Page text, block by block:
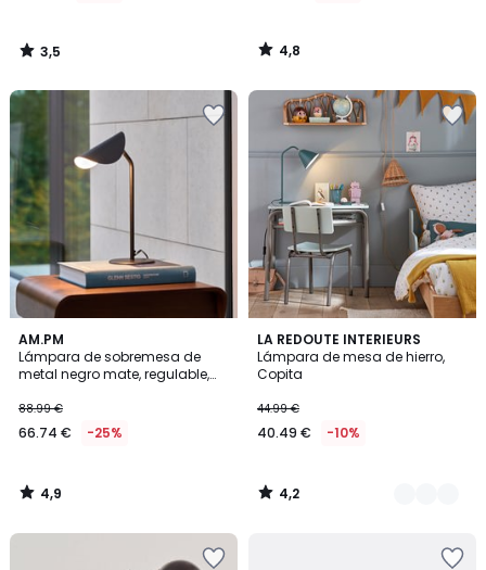
de
149.00
25%
descuento
3,5
/
4,8
/
AM.PM
Lámpara de sobremesa de
metal negro mate, regulable,
88.99 €
66.74 € -25%
4,9
/ 5
4,9
/
LA REDOUTE INTERIEURS
Lámpara de mesa de hierro,
Copita
44.99 €
40.49 € -10%
4,2
/ 5
5
Colores
4,2
/